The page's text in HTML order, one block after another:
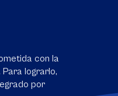
con la
lograrlo,
por